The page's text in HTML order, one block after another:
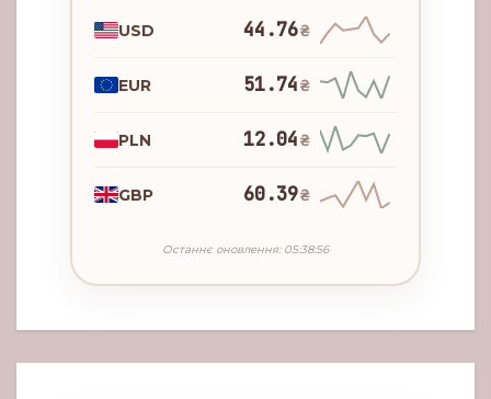
USD 44.76₴
EUR 51.74₴
PLN 12.04₴
GBP 60.39₴
Останнє оновлення: 05:38:56